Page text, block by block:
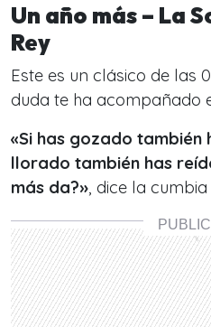
Un año más – La
Rey
Este es un clásico de las
duda te ha acompañado
«Si has gozado también
llorado también has
más da?», dice la